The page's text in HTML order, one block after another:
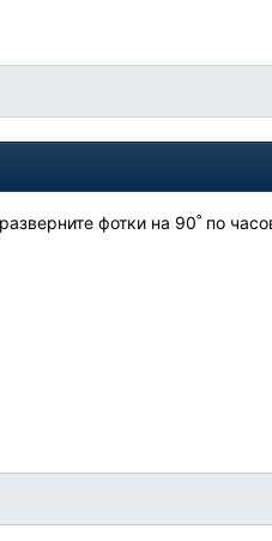
фотки на 90˚ по